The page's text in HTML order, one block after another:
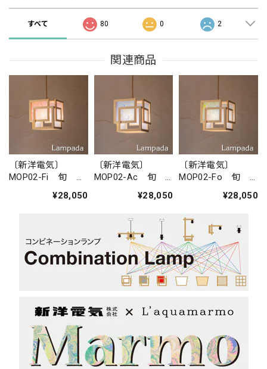
すべて 80 0 2
関連商品
〔新洋電気〕
MOP02-Fi 旬
Fiore・花¥28,050
〔新洋電気〕
MOP02-Ac 旬
Acqua・水¥28,050
〔新洋電気〕
MOP02-Fo 旬
Foresta・森¥28,050